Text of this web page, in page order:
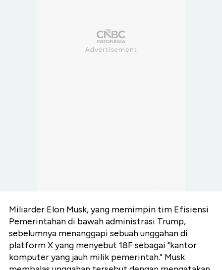
Miliarder Elon Musk, yang memimpin tim Efisiensi
Pemerintahan di bawah administrasi Trump,
sebelumnya menanggapi sebuah unggahan di
platform X yang menyebut 18F sebagai "kantor
komputer yang jauh milik pemerintah." Musk